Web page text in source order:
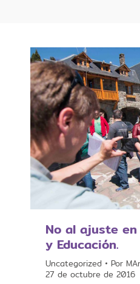
No al ajuste
y Educación.
Uncategorized Por
27 de octubre de 2016